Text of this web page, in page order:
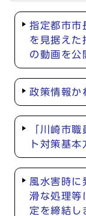
指定都市市
を見据えた
の動画を公
政策情報か
「川崎市
ト対策基
風水害時に
滑な処理等
定を締結し